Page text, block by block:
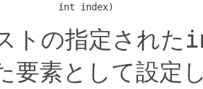
int index)
トの指定された
要素として設定